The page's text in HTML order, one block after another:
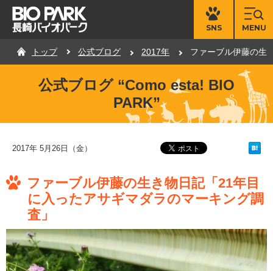
SNS MENU
トップ 公式ブログ 2017年 ファーブル伊藤の生
公式ブログ “Como esta! BIO
PARK”
2017年 5月26日（金）
ファーブル伊藤の生き物日記「21年目
に入ったアサギマダラのマーキング調
査」